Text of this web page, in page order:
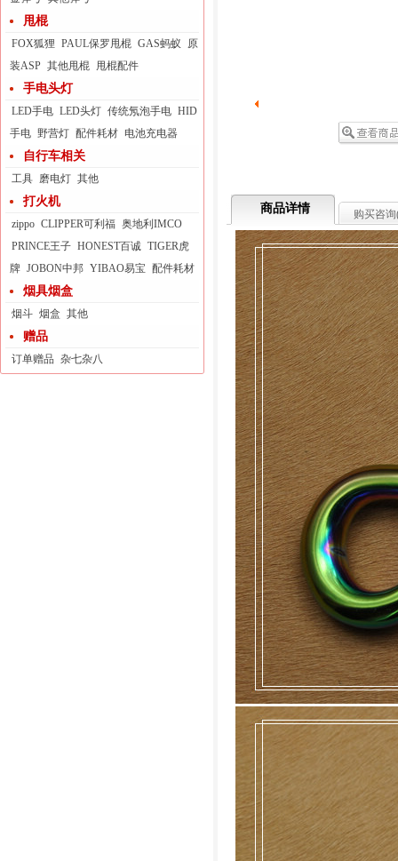
甩棍
FOX狐狸 PAUL保罗甩棍 GAS蚂蚁
原
装ASP 其他甩棍 甩棍配件
手电头灯
LED手电 LED头灯 传统氖泡手电 HID
手电 野营灯 配件耗材 电池充电器
自行车相关
工具 磨电灯 其他
打火机
zippo CLIPPER可利福 奥地利IMCO
PRINCE王子 HONEST百诚 TIGER虎
牌 JOBON中邦 YIBAO易宝 配件耗材
烟具烟盒
烟斗 烟盒 其他
赠品
订单赠品 杂七杂八
商品详情 购买咨询